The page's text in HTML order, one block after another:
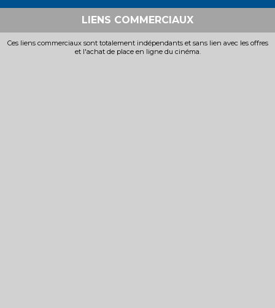
LIENS COMMERCIAUX
Ces liens commerciaux sont totalement indépendants et sans lien avec les offres
et l'achat de place en ligne du cinéma.